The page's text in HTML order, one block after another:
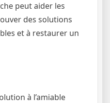
peut aider les
des solutions
et à restaurer un
à l’amiable